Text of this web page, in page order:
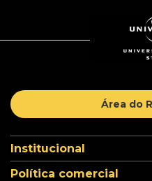
Área do
Institucional
Política comercial